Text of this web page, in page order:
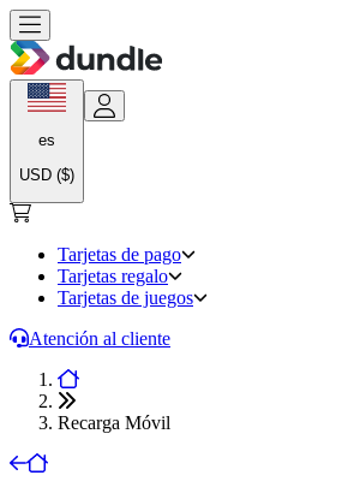
es
USD ($)
Tarjetas de pago
Tarjetas regalo
Tarjetas de juegos
Atención al cliente
Recarga Móvil